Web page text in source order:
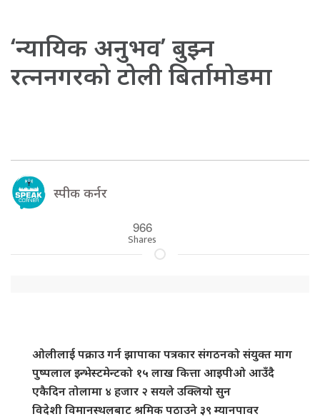
‘न्यायिक अनुभव’ बुझ्न
रत्ननगरको टोली बिर्तामोडमा
स्पीक कर्नर
966
Shares
ओलीलाई पक्राउ गर्न झापाका पत्रकार संगठनको संयुक्त माग
पुष्पलाल इन्भेस्टमेन्टको १५ लाख कित्ता आइपीओ आउँदै
एकैदिन तोलामा ४ हजार २ सयले उक्लियो सुन
विदेशी विमानस्थलबाट श्रमिक पठाउने ३९ म्यानपावर